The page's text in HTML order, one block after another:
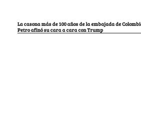
La casona más de 100 años de la embajada de
Petro afinó su cara a cara con Trump